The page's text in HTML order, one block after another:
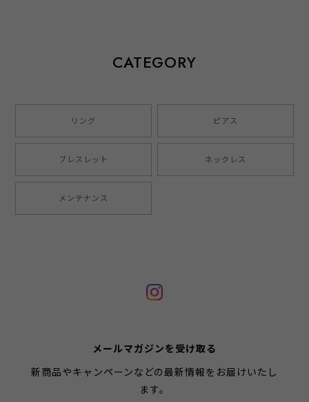
CATEGORY
リング ピアス
ブレスレット ネックレス
メンテナンス
メールマガジンを受け取る
新商品やキャンペーンなどの最新情報をお届けいたし
ます。